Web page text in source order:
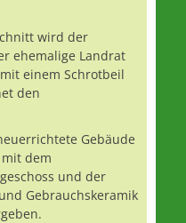
wird der
ehemalige Landrat
einem Schrotbeil
den
Gebäude
dem
und der
Gebrauchskeramik